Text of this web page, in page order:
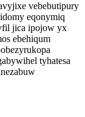
vebebutipury
eqonymiq
jica ipojow yx
ebehiqum
tyhatesa